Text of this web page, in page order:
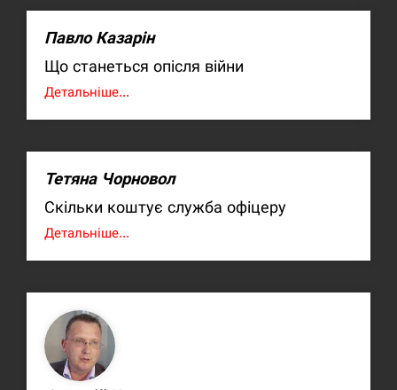
Павло Казарін
Що станеться опісля війни
Детальніше...
Тетяна Чорновол
Скільки коштує служба офіцеру
Детальніше...